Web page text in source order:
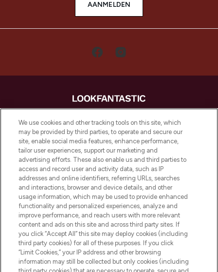
AANMELDEN
LOOKFANTASTIC is de ultieme online
beautybestemming van Europa, met de
beste huidverzorging, haarproducten en
make-up van meer dan 200 topmerken.
Shop online of via de app, met gratis
verzending vanaf €40.
Cookie-toestemming
Do Not Sell or Share My Personal
Information
HELP & INFORMATIE
BEDRIJFSINFORMATIE
We use cookies and other tracking tools on this site, which
may be provided by third parties, to operate and secure our
site, enable social media features, enhance performance,
tailor user experiences, support our marketing and
advertising efforts. These also enable us and third parties to
access and record user and activity data, such as IP
addresses and online identifiers, referring URLs, searches
and interactions, browser and device details, and other
usage information, which may be used to provide enhanced
functionality and personalized experiences, analyze and
improve performance, and reach users with more relevant
content and ads on this site and across third party sites. If
you click “Accept All” this site may deploy cookies (including
third party cookies) for all of these purposes. If you click
“Limit Cookies,” your IP address and other browsing
information may still be collected but only cookies (including